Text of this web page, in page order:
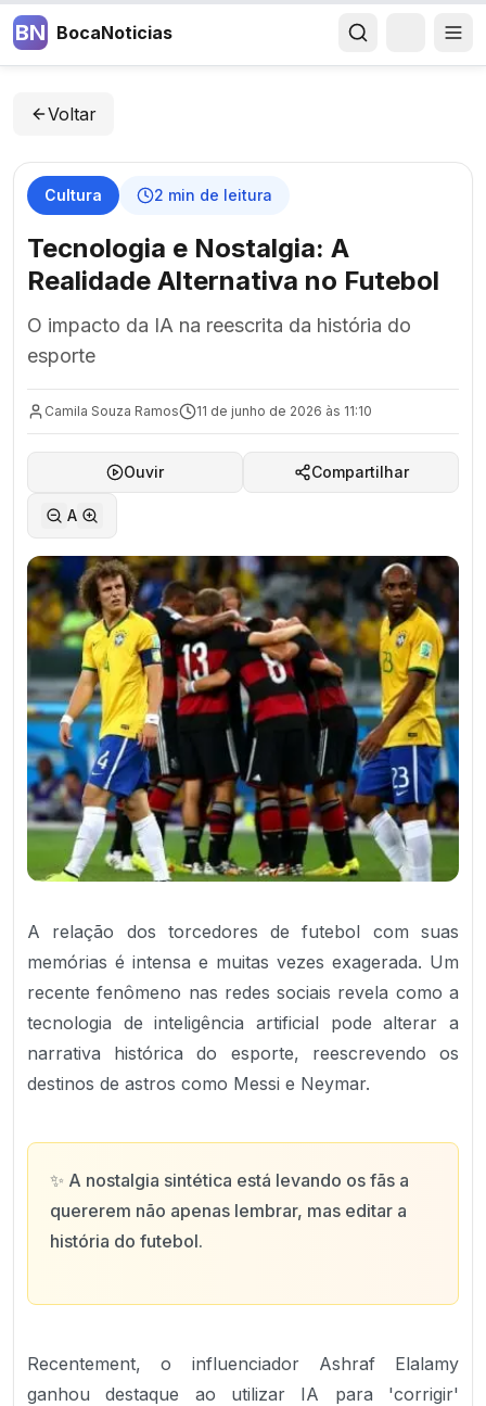
BN BocaNoticias
Voltar
Cultura 2 min de leitura
Tecnologia e Nostalgia: A
Realidade Alternativa no Futebol
O impacto da IA na reescrita da história do
esporte
Camila Souza Ramos 11 de junho de 2026 às 11:10
Ouvir Compartilhar
A
A relação dos torcedores de futebol com suas
memórias é intensa e muitas vezes exagerada. Um
recente fenômeno nas redes sociais revela como a
tecnologia de inteligência artificial pode alterar a
narrativa histórica do esporte, reescrevendo os
destinos de astros como Messi e Neymar.
✨ A nostalgia sintética está levando os fãs a
quererem não apenas lembrar, mas editar a
história do futebol.
Recentement, o influenciador Ashraf Elalamy
ganhou destaque ao utilizar IA para 'corrigir'